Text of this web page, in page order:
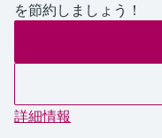
を節約しましょう！
詳細情報